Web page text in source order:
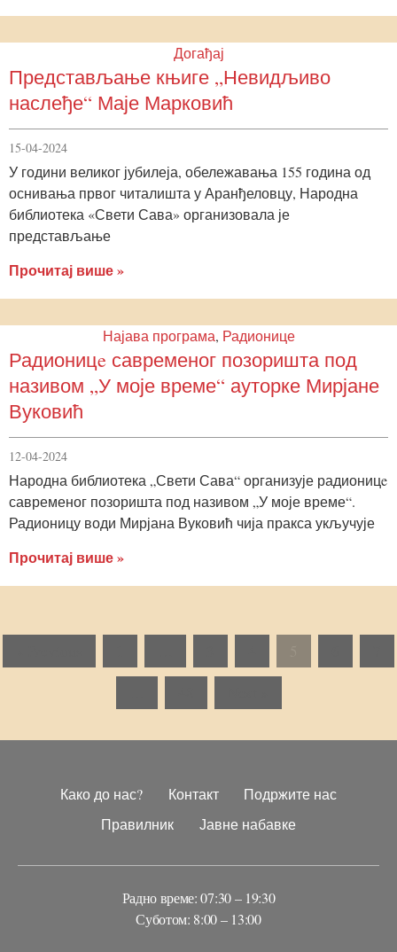
Догађај
Представљање књиге „Невидљиво
наслеђе“ Маје Марковић
15-04-2024
У години великог јубилеја, обележавања 155 година од
оснивања првог читалишта у Аранђеловцу, Народна
библиотека «Свети Сава» организовала је
представљање
Прочитај више »
Најава програма, Радионице
Радионицe савременог позоришта под
називом „У моје време“ ауторке Мирјане
Вуковић
12-04-2024
Народна библиотека „Свети Сава“ организује радионицe
савременог позоришта под називом „У моје време“.
Радионицу води Мирјана Вуковић чија пракса укључује
Прочитај више »
Како до нас? Контакт
Подржите нас
Правилник
Јавне набавке
Радно време: 07:30 – 19:30
Суботом: 8:00 – 13:00